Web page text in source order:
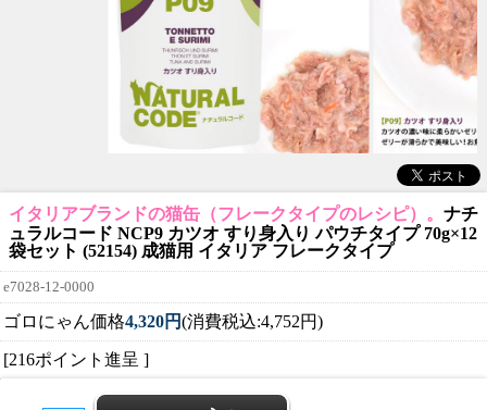
イタリアブランドの猫缶（フレークタイプのレシピ）。 ナチ
ュラルコード NCP9 カツオ すり身入り パウチタイプ 70g×12
袋セット (52154) 成猫用 イタリア フレークタイプ
e7028-12-0000
ゴロにゃん価格4,320円(消費税込:4,752円)
[216ポイント進呈 ]